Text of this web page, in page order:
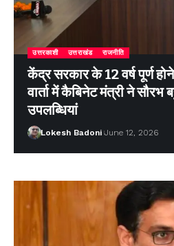
उत्तरकाशी उत्तराखंड राजनीति
केंद्र सरकार के 12 वर्ष पूर्ण
वार्ता में कैबिनेट मंत्री ने सौरभ
उपलब्धियां
Lokesh Badoni June 12, 2026